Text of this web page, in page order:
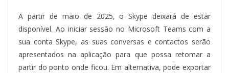
A partir de maio de 2025, o Skype deixará de estar
disponível. Ao iniciar sessão no Microsoft Teams com a
sua conta Skype, as suas conversas e contactos serão
apresentados na aplicação para que possa retomar a
partir do ponto onde ficou. Em alternativa, pode exportar